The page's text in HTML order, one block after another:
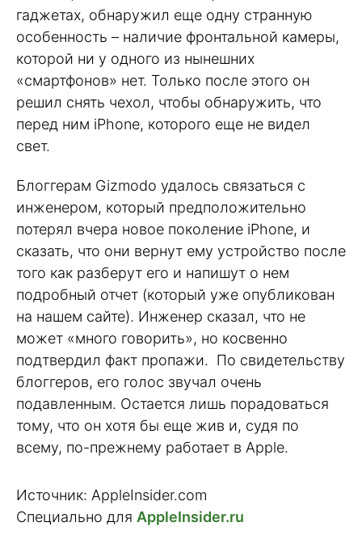
гаджетах, обнаружил еще одну странную
особенность – наличие фронтальной камеры,
которой ни у одного из нынешних
«смартфонов» нет. Только после этого он
решил снять чехол, чтобы обнаружить, что
перед ним iPhone, которого еще не видел
свет.
Блоггерам Gizmodo удалось связаться с
инженером, который предположительно
потерял вчера новое поколение iPhone, и
сказать, что они вернут ему устройство после
того как разберут его и напишут о нем
подробный отчет (который уже опубликован
на нашем сайте). Инженер сказал, что не
может «много говорить», но косвенно
подтвердил факт пропажи. По свидетельству
блоггеров, его голос звучал очень
подавленным. Остается лишь порадоваться
тому, что он хотя бы еще жив и, судя по
всему, по-прежнему работает в Apple.
Источник: AppleInsider.com
Специально для AppleInsider.ru